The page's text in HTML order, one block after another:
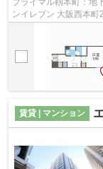
プライマル靱本町：地
ンイレブン 大阪西本
賃貸 | マンション